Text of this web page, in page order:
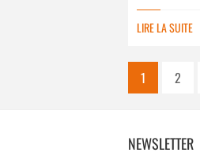
LIRE LA SUITE
1 2
NEWSLETTER